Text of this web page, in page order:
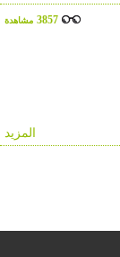
3857 مشاهدة
المزيد